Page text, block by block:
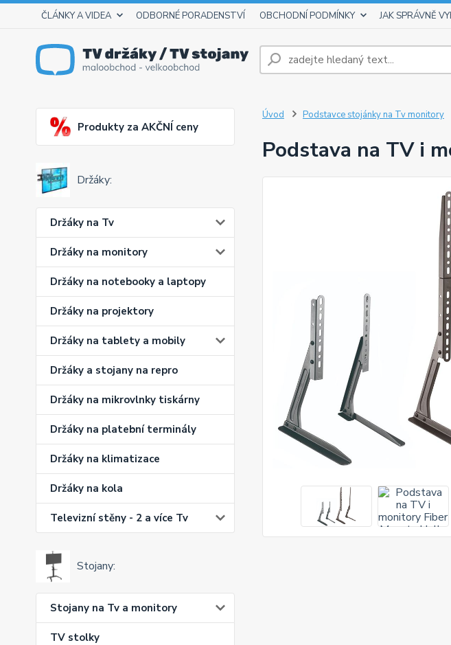
ČLÁNKY A VIDEA ODBORNÉ PORADENSTVÍ OBCHODNÍ PODMÍNKY JAK SPRÁVNĚ
Produkty za AKČNÍ ceny
Držáky:
Držáky na Tv
Držáky na monitory
Držáky na notebooky a laptopy
Držáky na projektory
Držáky na tablety a mobily
Držáky a stojany na repro
Držáky na mikrovlnky tiskárny
Držáky na platební terminály
Držáky na klimatizace
Držáky na kola
Televizní stěny - 2 a více Tv
Stojany:
Stojany na Tv a monitory
TV stolky
Úvod Podstavce stojánky na Tv monitory
Podstava na TV i